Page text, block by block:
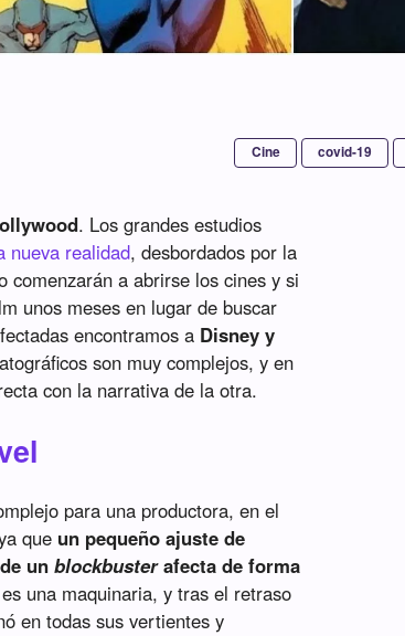
Cine covid-19
. Los grandes estudios
nueva realidad, desbordados por la
comenzarán a abrirse los cines y si
unos meses en lugar de buscar
encontramos a Disney y
son muy complejos, y en
con la narrativa de la otra.
para una productora, en el
que un pequeño ajuste de
unblockbusterafecta de forma
una maquinaria, y tras el retraso
en todas sus vertientes y